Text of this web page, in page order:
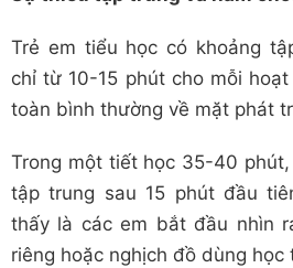
Trẻ em tiểu học có khoảng
chỉ từ 10-15 phút cho mỗi
toàn bình thường về mặt phát
Trong một tiết học 35-40
tập trung sau 15 phút đầu
thấy là các em bắt đầu nhìn
riêng hoặc nghịch đồ dùng học